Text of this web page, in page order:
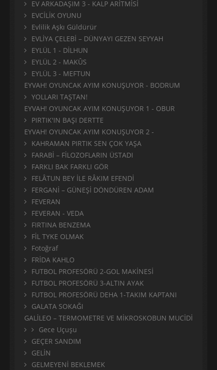
EV ARKADAŞIM 3 - KALP ARİTMİSİ
EVCİLİK OYUNU
Evlilik Aşkı Güldürür
EVLİYA ÇELEBİ – DÜNYAYI GEZEN SEYYAH
EYLÜL 1 - DİLHUN
EYLÜL 2 - MAKÛS
EYLÜL 3 - MEFTUN
EYVAH! OYUNCAK AYIM KONUŞUYOR - BODRUM
YOLLARI TAŞTAN!
EYVAH! OYUNCAK AYIM KONUŞUYOR 1 - OBUR
PIRTIK'IN BAŞI DERTTE
EYVAH! OYUNCAK AYIM KONUŞUYOR 2 -
KAHRAMAN PIRTIK SEN ÇOK YAŞA
FARABİ – FİLOZOFLARIN ÜSTADI
FARKLI BAK FARKLI GÖR
FELÂTUN BEY İLE RÂKIM EFENDİ
FERGANİ – GÜNEŞİ DÖNDÜREN ADAM
FEVERAN
FEVERAN - VEDA
FIRTINA BENZEMA
FİL TYKE OLMAK
Fotoğraf
FRİDA KAHLO
FUTBOL PROFESÖRÜ 2-GOL MAKİNESİ
FUTBOL PROFESÖRÜ 3-ALTIN AYAK
FUTBOL PROFESÖRÜ DEHA 1-TAKIM KAPTANI
GALATA SOKAĞI
GALİLEO – TERMOMETRE VE MİKROSKOBUN MUCİDİ
Gece Uçuşu
GEÇER SANDIM
GELİN
GELMEYENİ BEKLEMEK